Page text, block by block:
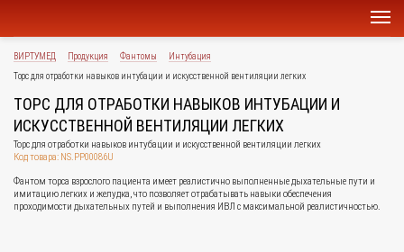
ВИРТУМЕД Продукция Фантомы
Интубация
Торс для отработки навыков интубации и искусственной вентиляции легких
ТОРС ДЛЯ ОТРАБОТКИ НАВЫКОВ ИНТУБАЦИИ И
ИСКУССТВЕННОЙ ВЕНТИЛЯЦИИ ЛЕГКИХ
Торс для отработки навыков интубации и искусственной вентиляции легких
Код товара: NS.PP00086U
Фантом торса взрослого пациента имеет реалистично выполненные дыхательные пути и
имитацию легких и желудка, что позволяет отрабатывать навыки обеспечения
проходимости дыхательных путей и выполнения ИВЛ с максимальной реалистичностью.